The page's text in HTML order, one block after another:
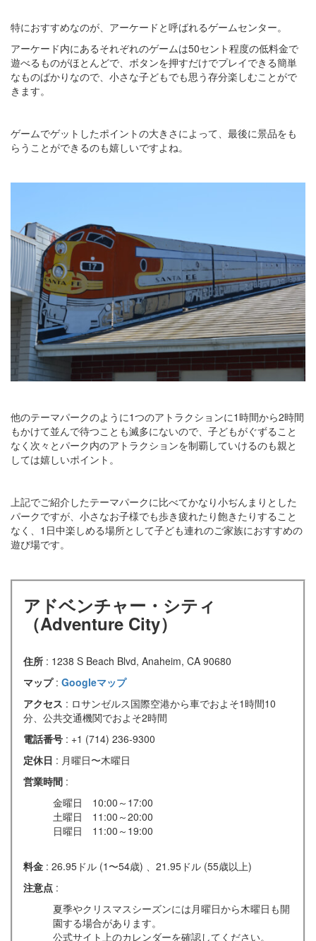
特におすすめなのが、アーケードと呼ばれるゲームセンター。
アーケード内にあるそれぞれのゲームは50セント程度の低料金で
遊べるものがほとんどで、ボタンを押すだけでプレイできる簡単
なものばかりなので、小さな子どもでも思う存分楽しむことがで
きます。
ゲームでゲットしたポイントの大きさによって、最後に景品をも
らうことができるのも嬉しいですよね。
他のテーマパークのように1つのアトラクションに1時間から2時間
もかけて並んで待つことも滅多にないので、子どもがぐずること
なく次々とパーク内のアトラクションを制覇していけるのも親と
しては嬉しいポイント。
上記でご紹介したテーマパークに比べてかなり小ぢんまりとした
パークですが、小さなお子様でも歩き疲れたり飽きたりすること
なく、1日中楽しめる場所として子ども連れのご家族におすすめの
遊び場です。
アドベンチャー・シティ
（Adventure City）
住所 : 1238 S Beach Blvd, Anaheim, CA 90680
マップ : Googleマップ
アクセス : ロサンゼルス国際空港から車でおよそ1時間10
分、公共交通機関でおよそ2時間
電話番号 : +1 (714) 236-9300
定休日 : 月曜日〜木曜日
営業時間 :
金曜日 10:00～17:00
土曜日 11:00～20:00
日曜日 11:00～19:00
料金 : 26.95ドル (1〜54歳) 、21.95ドル (55歳以上)
注意点 :
夏季やクリスマスシーズンには月曜日から木曜日も開
園する場合があります。
公式サイト上のカレンダーを確認してください。